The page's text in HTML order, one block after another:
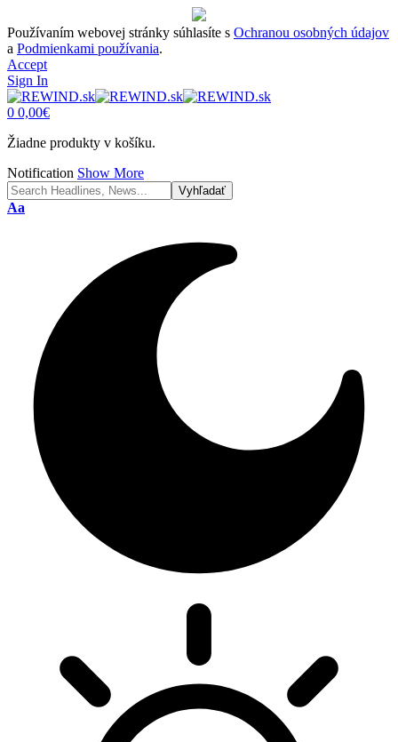
Používaním webovej stránky súhlasíte s Ochranou osobných údajov
a Podmienkami používania.
Accept
Sign In
0 0,00€
Žiadne produkty v košíku.
Notification Show More
Font
Aa